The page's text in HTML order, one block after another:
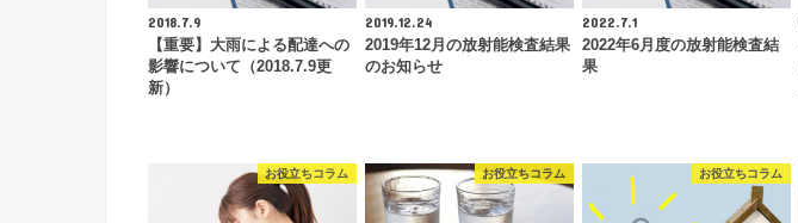
2018.7.9
【重要】大雨による配達への
影響について（2018.7.9更
新）
2019.12.24
2019年12月の放射能検査結果
のお知らせ
2022.7.1
2022年6月度の放射能検査結
果
お役立ちコラム お役立ちコラム お役立ちコラム